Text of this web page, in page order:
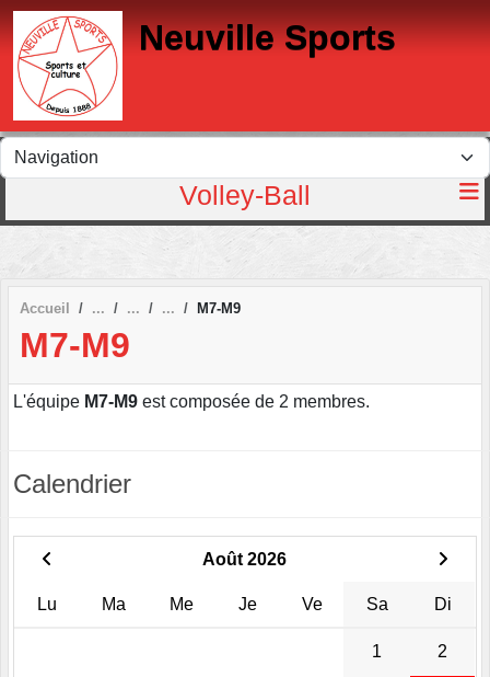
Neuville Sports
Volley-Ball
Accueil M7-M9
M7-M9
L'équipe M7-M9 est composée de 2 membres.
Calendrier
Août 2026
Lu Ma Me Je Ve Sa Di
1 2
Panneau de gestion des cookies